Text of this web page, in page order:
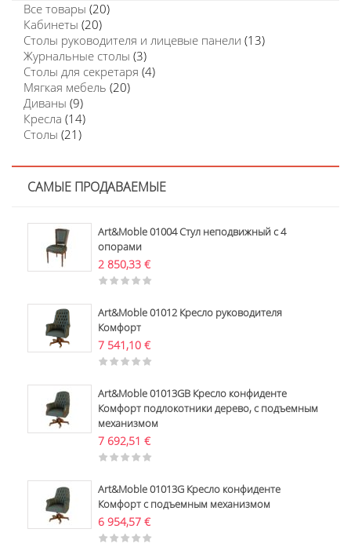
Все товары (20)
Кабинеты (20)
Столы руководителя и лицевые панели (13)
Журнальные столы (3)
Столы для секретаря (4)
Мягкая мебель (20)
Диваны (9)
Кресла (14)
Столы (21)
САМЫЕ ПРОДАВАЕМЫЕ
Art&Moble 01004 Стул неподвижный с 4
опорами
2 850,33 €
Art&Moble 01012 Кресло руководителя
Комфорт
7 541,10 €
Art&Moble 01013GB Кресло конфиденте
Комфорт подлокотники дерево, с подъемным
механизмом
7 692,51 €
Art&Moble 01013G Кресло конфиденте
Комфорт с подъемным механизмом
6 954,57 €